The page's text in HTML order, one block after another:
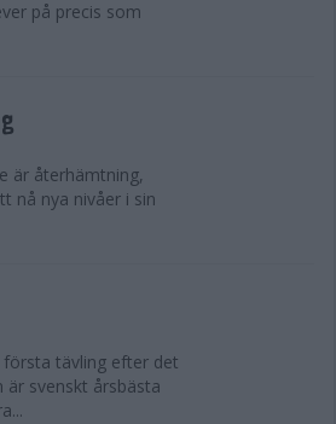
på precis som
är återhämtning,
nå nya nivåer i sin
första tävling efter det
är svenskt årsbästa